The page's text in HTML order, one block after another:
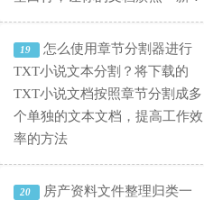
19
怎么使用章节分割器进行
TXT小说文本分割？将下载的
TXT小说文档按照章节分割成多
个单独的文本文档，提高工作效
率的方法
20 房产资料文件整理归类一